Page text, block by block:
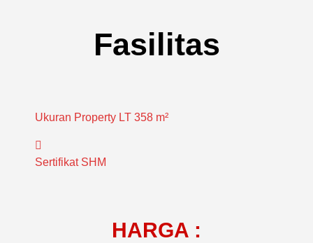
Fasilitas
Ukuran Property LT 358 m²
Sertifikat SHM
HARGA :